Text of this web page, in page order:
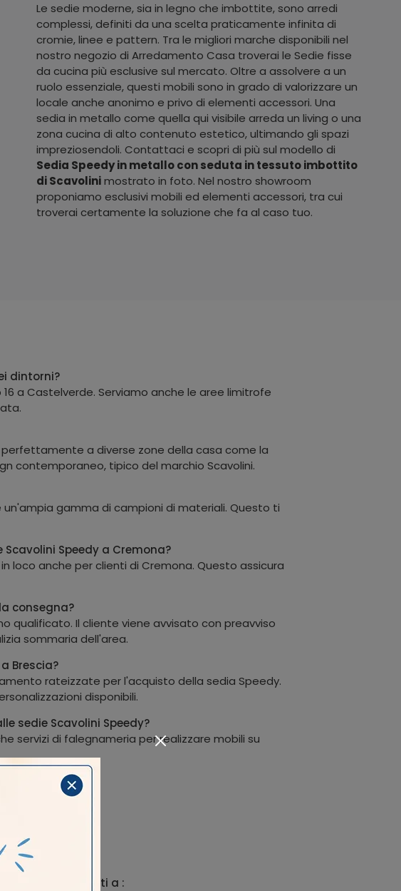
Le sedie moderne, sia in legno che imbottite, sono arredi
complessi, definiti da una scelta praticamente infinita di
cromie, linee e pattern. Tra le migliori marche disponibili nel
nostro negozio di Arredamento Casa troverai le Sedie fisse
da cucina più esclusive sul mercato. Oltre a assolvere a un
ruolo essenziale, questi mobili sono in grado di valorizzare un
locale anche anonimo e privo di elementi accessori. Una
sedia in metallo come quella qui visibile arreda un living o una
zona cucina di alto contenuto estetico, ultimando gli spazi
impreziosendoli. Contattaci e scopri di più sul modello di
Sedia Speedy in metallo con seduta in tessuto imbottito
di Scavolinimostrato in foto. Nel nostro showroom
proponiamo esclusivi mobili ed elementi accessori, tra cui
troverai certamente la soluzione che fa al caso tuo.
dintorni?
a Castelverde. Serviamo anche le aree limitrofe
a diverse zone della casa come la
contemporaneo, tipico del marchio Scavolini.
gamma di campioni di materiali. Questo ti
Speedy a Cremona?
loco anche per clienti di Cremona. Questo assicura
consegna?
qualificato. Il cliente viene avvisato con preavviso
sommaria dell'area.
Brescia?
rateizzate per l'acquisto della sedia Speedy.
disponibili.
sedie Scavolini Speedy?
servizi di falegnameria per realizzare mobili su
I più visti a :